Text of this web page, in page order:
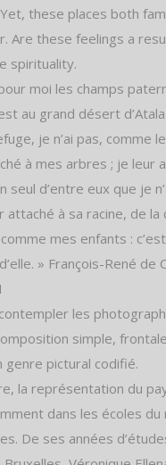
these places both
Are these feelings a
spirituality.
moi les champs
au grand désert
je n’ai pas, comme
à mes arbres ; je
seul d’entre eux que je
attaché à sa racine, de la
mes enfants :
» François-René de
les
simple,
genre pictural codifié.
la représentation du
dans les écoles
De ses années